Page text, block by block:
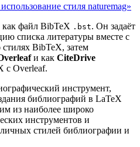
стиля naturemag»
как файл BibTeX .bst. Он задаёт
списка литературы вместе с
BibTeX, затем
и как CiteDrive
с Overleaf.
инструмент,
библиографий в LaTeX
из наиболее широко
инструментов и
стилей библиографии и